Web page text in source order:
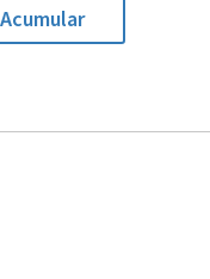
Acumular